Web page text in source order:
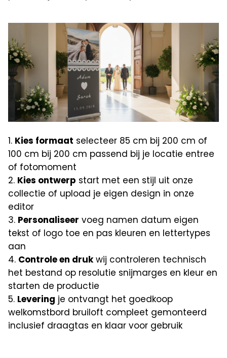
Kies formaat selecteer 85 cm bij 200 cm of
100 cm bij 200 cm passend bij je locatie entree
of fotomoment
Kies ontwerp start met een stijl uit onze
collectie of upload je eigen design in onze
editor
Personaliseer voeg namen datum eigen
tekst of logo toe en pas kleuren en lettertypes
aan
Controle en drukwij controleren technisch
het bestand op resolutie snijmarges en kleur en
starten de productie
Levering je ontvangt het goedkoop
welkomstbord bruiloft compleet gemonteerd
inclusief draagtas en klaar voor gebruik